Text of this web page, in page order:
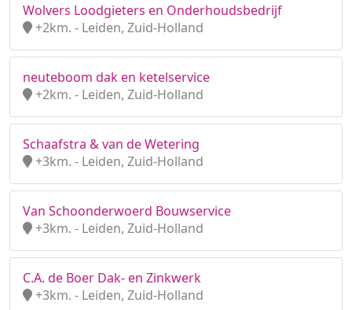
Wolvers Loodgieters en Onderhoudsbedrijf
+2km. - Leiden, Zuid-Holland
neuteboom dak en ketelservice
+2km. - Leiden, Zuid-Holland
Schaafstra & van de Wetering
+3km. - Leiden, Zuid-Holland
Van Schoonderwoerd Bouwservice
+3km. - Leiden, Zuid-Holland
C.A. de Boer Dak- en Zinkwerk
+3km. - Leiden, Zuid-Holland